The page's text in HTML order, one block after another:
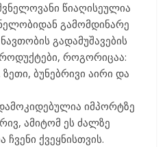
წიაღისეულია
გამომდინარე
გადამუშავების
როგორიცაა:
ბუნებრივი აირი და
იმპორტზე
ამიტომ ეს ძალზე
ჩვენი ქვეყნისთვის.